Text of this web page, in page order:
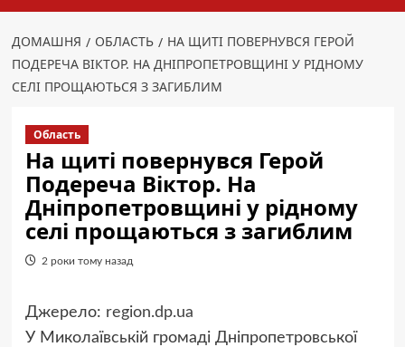
ДОМАШНЯ ОБЛАСТЬ
НА ЩИТІ ПОВЕРНУВСЯ ГЕРОЙ
ПОДЕРЕЧА ВІКТОР. НА ДНІПРОПЕТРОВЩИНІ У РІДНОМУ
СЕЛІ ПРОЩАЮТЬСЯ З ЗАГИБЛИМ
Область
На щиті повернувся Герой
Подереча Віктор. На
Дніпропетровщині у рідному
селі прощаються з загиблим
2 роки тому назад
Джерело: region.dp.ua
У Миколаївській громаді Дніпропетровської